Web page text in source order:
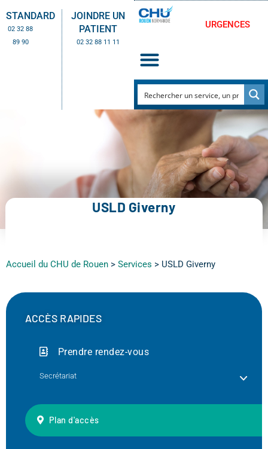
STANDARD
02 32 88
89 90
JOINDRE UN
PATIENT
02 32 88 11 11
URGENCES
USLD Giverny
Accueil du CHU de Rouen > Services > USLD Giverny
ACCÈS RAPIDES
Prendre rendez-vous
Secrétariat
Plan d'accès